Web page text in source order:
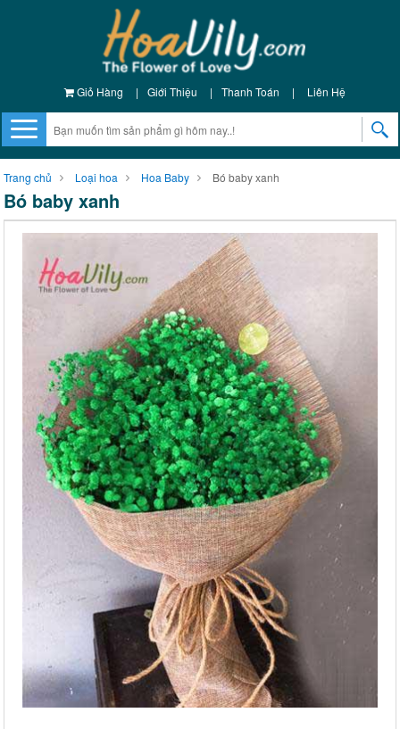
Giỏ Hàng | Giới Thiệu | Thanh Toán | Liên Hệ
Trang chủ Loại hoa Hoa Baby Bó baby xanh
Bó baby xanh